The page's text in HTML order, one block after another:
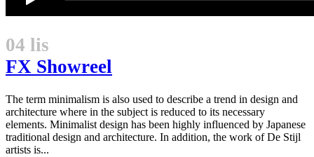
04 lis
FX Showreel
The term minimalism is also used to describe a trend in design and
architecture where in the subject is reduced to its necessary
elements. Minimalist design has been highly influenced by Japanese
traditional design and architecture. In addition, the work of De Stijl
artists is...